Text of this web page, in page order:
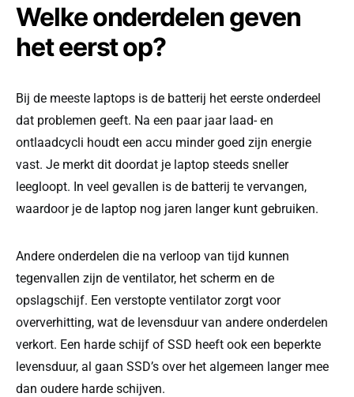
Welke onderdelen geven
het eerst op?
Bij de meeste laptops is de batterij het eerste onderdeel
dat problemen geeft. Na een paar jaar laad- en
ontlaadcycli houdt een accu minder goed zijn energie
vast. Je merkt dit doordat je laptop steeds sneller
leegloopt. In veel gevallen is de batterij te vervangen,
waardoor je de laptop nog jaren langer kunt gebruiken.
Andere onderdelen die na verloop van tijd kunnen
tegenvallen zijn de ventilator, het scherm en de
opslagschijf. Een verstopte ventilator zorgt voor
oververhitting, wat de levensduur van andere onderdelen
verkort. Een harde schijf of SSD heeft ook een beperkte
levensduur, al gaan SSD’s over het algemeen langer mee
dan oudere harde schijven.